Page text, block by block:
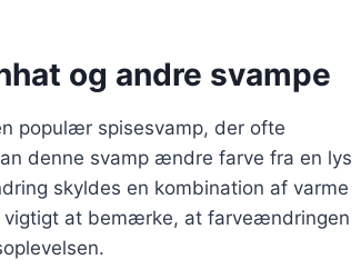
og andre svampe
populær spisesvamp, der ofte
denne svamp ændre farve fra en lys
skyldes en kombination af varme
vigtigt at bemærke, at farveændringen